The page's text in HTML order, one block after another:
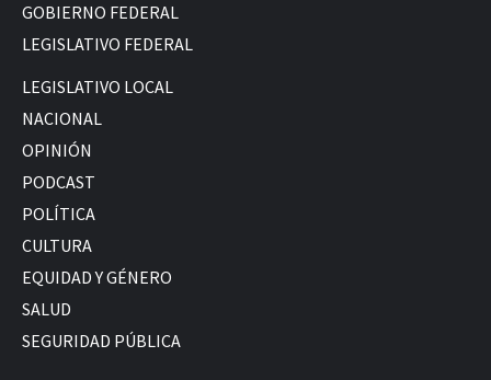
GOBIERNO FEDERAL
LEGISLATIVO FEDERAL
LEGISLATIVO LOCAL
NACIONAL
OPINIÓN
PODCAST
POLÍTICA
CULTURA
EQUIDAD Y GÉNERO
SALUD
SEGURIDAD PÚBLICA